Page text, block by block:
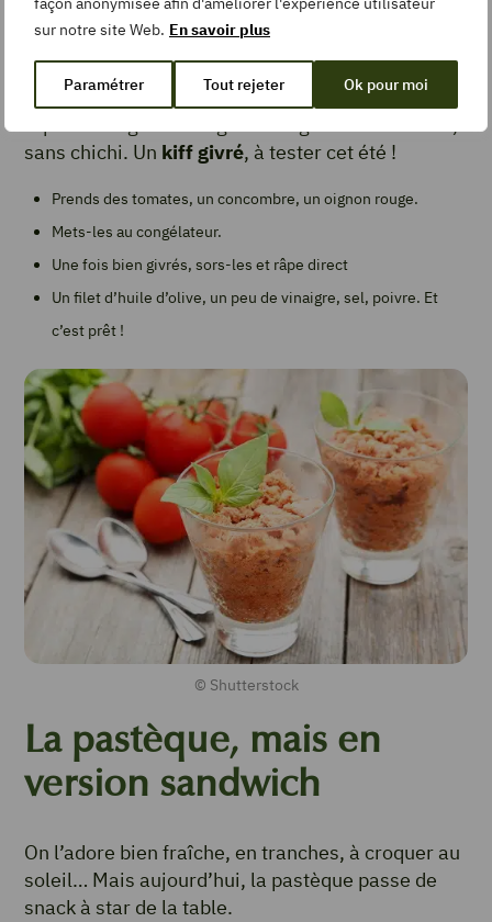
sur notre site Web. En savoir plus
Paramétrer Tout rejeter Ok pour moi
oignon
Oui, tu as bien lu. On te propose une salade
sans chichi. Un kiff givré, à tester cet été !
Prends des tomates, un concombre, un oignon rouge.
Mets-les au congélateur.
Une fois bien givrés, sors-les et râpe direct
Un filet d’huile d’olive, un peu de vinaigre, sel, poivre. Et
c’est prêt !
© Shutterstock
La pastèque, mais en
version sandwich
On l’adore bien fraîche, en tranches, à croquer au
soleil… Mais aujourd’hui, la pastèque passe de
snack à star de la table.